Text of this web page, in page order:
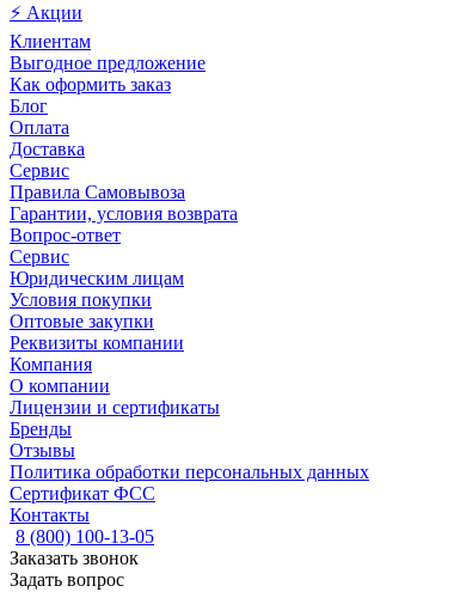
⚡ Акции
Клиентам
Выгодное предложение
Как оформить заказ
Блог
Оплата
Доставка
Сервис
Правила Самовывоза
Гарантии, условия возврата
Вопрос-ответ
Сервис
Юридическим лицам
Условия покупки
Оптовые закупки
Реквизиты компании
Компания
О компании
Лицензии и сертификаты
Бренды
Отзывы
Политика обработки персональных данных
Сертификат ФСС
Контакты
8 (800) 100-13-05
Заказать звонок
Задать вопрос